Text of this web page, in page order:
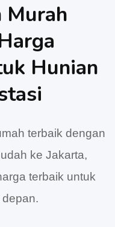
Murah
Hunian
terbaik dengan
ke Jakarta,
terbaik untuk